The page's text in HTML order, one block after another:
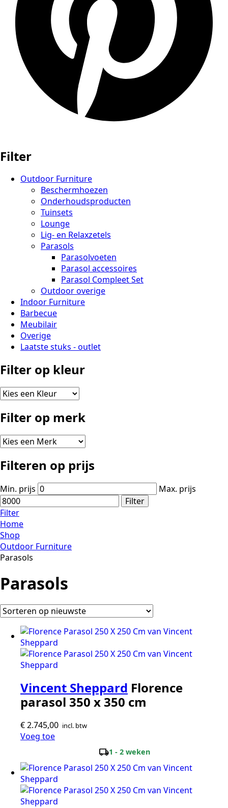
Filter
Outdoor Furniture
Beschermhoezen
Onderhoudsproducten
Tuinsets
Lounge
Lig- en Relaxzetels
Parasols
Parasolvoeten
Parasol accessoires
Parasol Compleet Set
Outdoor overige
Indoor Furniture
Barbecue
Meubilair
Overige
Laatste stuks - outlet
Filter op kleur
Filter op merk
Filteren op prijs
Min. prijs
Max. prijs
Filter
Filter
Home
Shop
Outdoor Furniture
Parasols
Parasols
Vincent Sheppard Florence
parasol 350 x 350 cm
€2.745,00 incl. btw
Voeg toe
local_shipping1 - 2 weken